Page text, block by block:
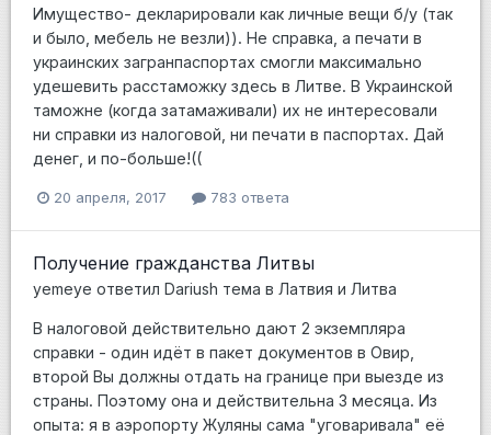
Имущество- декларировали как личные вещи б/у (так
и было, мебель не везли)). Не справка, а печати в
украинских загранпаспортах смогли максимально
удешевить расстаможку здесь в Литве. В Украинской
таможне (когда затамаживали) их не интересовали
ни справки из налоговой, ни печати в паспортах. Дай
денег, и по-больше!((
20 апреля, 2017 783 ответа
Получение гражданства Литвы
yemeye ответил Dariush тема в Латвия и Литва
В налоговой действительно дают 2 экземпляра
справки - один идёт в пакет документов в Овир,
второй Вы должны отдать на границе при выезде из
страны. Поэтому она и действительна 3 месяца. Из
опыта: я в аэропорту Жуляны сама "уговаривала" её